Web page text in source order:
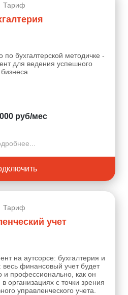
Тариф
по бухгалтерской методичке -
для ведения успешного
бизнеса
руб/мес
Тариф
учет
на аутсорсе: бухгалтерия и
весь финансовый учет будет
и профессионально, как он
организациях с точки зрения
управленческого учета.